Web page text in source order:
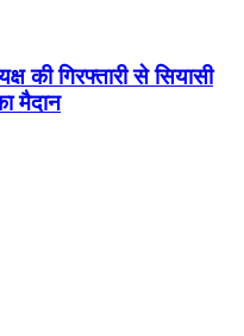
की गिरफ्तारी से सियासी
मैदान